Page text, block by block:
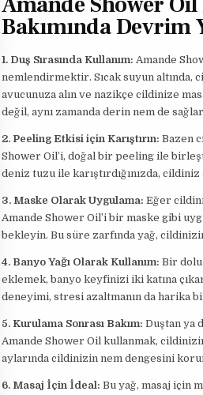
Bakımında Devrim
1. Duş Sırasında Kullanım: Amande
nemlendirmektir. Sıcak suyun altında,
avucunuza alın ve nazikçe cildinize
değil, aynı zamanda derin nem de
2. Peeling Etkisi için Karıştırın: Bazen
Shower Oil’i, doğal bir peeling ile
deniz tuzu ile karıştırdığınızda,
3. Maske Olarak Uygulama: Eğer
Amande Shower Oil’i bir maske gibi
bekleyin. Bu süre zarfında yağ,
4. Banyo Yağı Olarak Kullanım: Bir dolu
eklemek, banyo keyfinizi iki katına
deneyimi, stresi azaltmanın da harika
5. Kurulama Sonrası Bakım: Duştan ya
Amande Shower Oil kullanmak,
aylarında cildinizin nem dengesini
6. Masaj İçin İdeal: Bu yağ, masaj için